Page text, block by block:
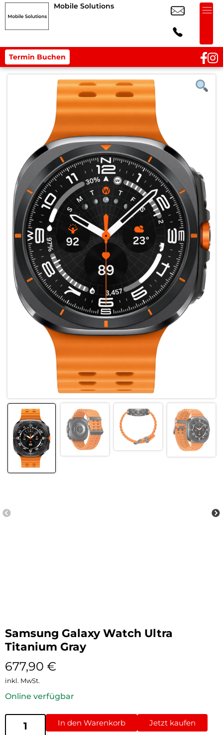
Mobile Solutions
Termin Buchen
Samsung Galaxy Watch Ultra
Titanium Gray
677,90 €
inkl. MwSt.
Online verfügbar
In den Warenkorb Jetzt kaufen